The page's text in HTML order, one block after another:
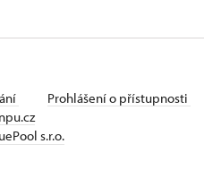
Prohlášení o přístupnosti
s.r.o.